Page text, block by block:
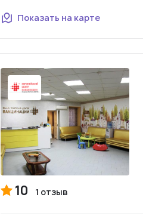
Показать на карте
10 1 отзыв